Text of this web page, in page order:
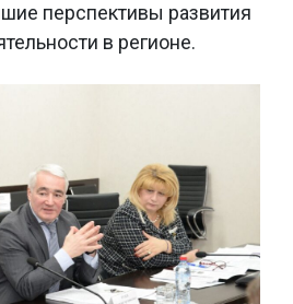
перспективы развития
в регионе.